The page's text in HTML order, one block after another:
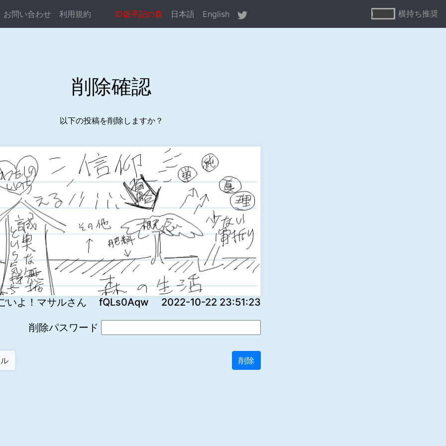
public_html/syuki-mori/delconf.phpon line24
お問い合わせ 利用規約 ID版手記の森 日本語 English 横持ち推奨
削除確認
以下の投稿を削除しますか？
いよ！マサルさん fQLs0Aqw 2022-10-22 23:51:23
削除パスワード